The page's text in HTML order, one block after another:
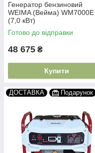
Генератор бензиновий
WEIMA (Вейма) WM7000E
(7,0 кВт)
Готово до відправки
48 675 ₴
Купити
ДОСТАВКА Подарунок